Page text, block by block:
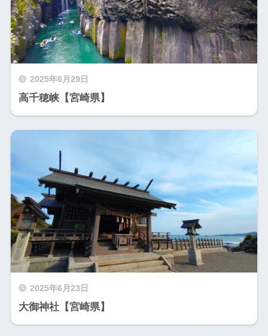
2025年6月29日
高千穂峡【宮崎県】
2025年6月23日
大御神社【宮崎県】